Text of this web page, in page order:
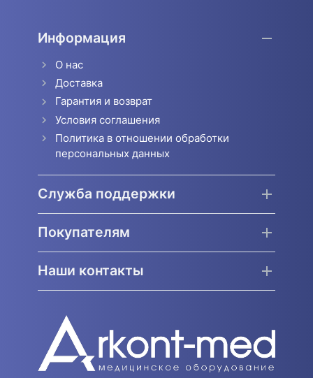
Информация
О нас
Доставка
Гарантия и возврат
Условия соглашения
Политика в отношении обработки
персональных данных
Служба поддержки
Покупателям
Наши контакты